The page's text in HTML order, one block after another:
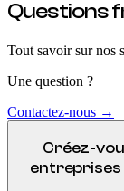
Questions
Tout savoir sur nos
Une question ?
Contactez-nous →
Créez-
entreprises